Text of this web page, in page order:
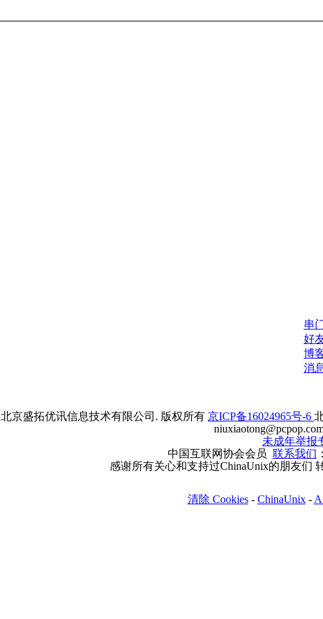
串
好
博
消
北京盛拓优讯信息技术有限公司. 版权所有 京ICP备16024965号-6
未成年举报
中国互联网协会会员 联系我们
感谢所有关心和支持过ChinaUnix的朋友们
清除 Cookies- ChinaUnix-